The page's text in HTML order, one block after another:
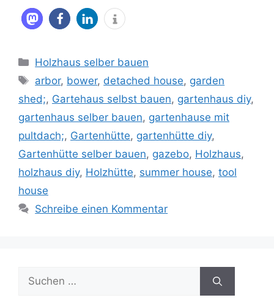
Kategorien
Holzhaus selber bauen
Schlagwörter
arbor, bower, detached house, garden
shed;, Gartehaus selbst bauen, gartenhaus diy,
gartenhaus selber bauen, gartenhause mit
pultdach;, Gartenhütte, gartenhütte diy,
Gartenhütte selber bauen, gazebo, Holzhaus,
holzhaus diy, Holzhütte, summer house, tool
house
Schreibe einen Kommentar
Suche
nach: